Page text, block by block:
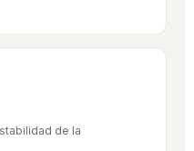
de la